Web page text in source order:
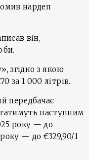
нардеп
він,
згідно з якою
за 1 000 літрів.
передбачає
наступним
року — до
— до €329,90/1